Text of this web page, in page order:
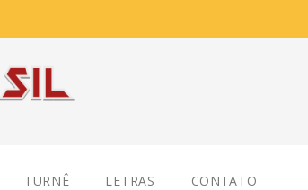
TURNÊ LETRAS CONTATO